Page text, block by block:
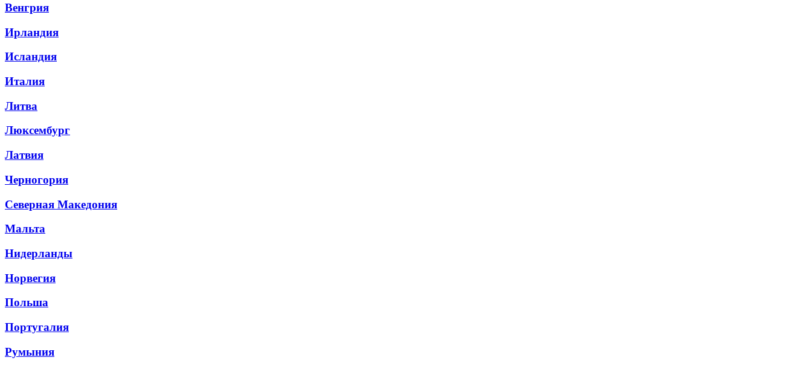
Венгрия
Ирландия
Исландия
Италия
Литва
Люксембург
Латвия
Черногория
Северная Македония
Мальта
Нидерланды
Норвегия
Польша
Португалия
Румыния